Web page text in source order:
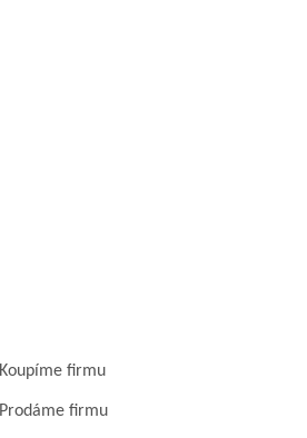
Koupíme firmu
Prodáme firmu